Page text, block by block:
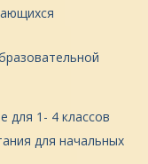
для 1- 4 классов
для начальных